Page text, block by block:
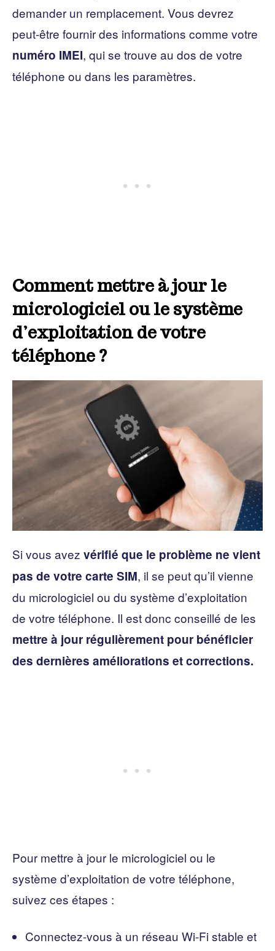
demander un remplacement. Vous devrez
peut-être fournir des informations comme votre
numéro IMEI, qui se trouve au dos de votre
téléphone ou dans les paramètres.
Comment mettre à jour le
micrologiciel ou le système
d’exploitation de votre
téléphone ?
Si vous avez vérifié que le problème ne vient
pas de votre carte SIM, il se peut qu’il vienne
du micrologiciel ou du système d’exploitation
de votre téléphone. Il est donc conseillé de les
mettre à jour régulièrement pour bénéficier
des dernières améliorations et corrections.
Pour mettre à jour le micrologiciel ou le
système d’exploitation de votre téléphone,
suivez ces étapes :
Connectez-vous à un réseau Wi-Fi stable et